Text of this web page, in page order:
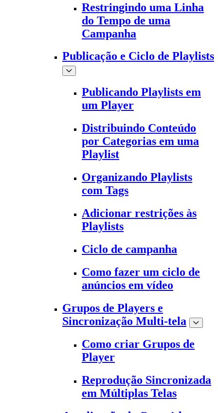
Restringindo uma Linha
do Tempo de uma
Campanha
Publicação e Ciclo de Playlists
Publicando Playlists em
um Player
Distribuindo Conteúdo
por Categorias em uma
Playlist
Organizando Playlists
com Tags
Adicionar restrições às
Playlists
Ciclo de campanha
Como fazer um ciclo de
anúncios em vídeo
Grupos de Players e
Sincronização Multi-tela
Como criar Grupos de
Player
Reprodução Sincronizada
em Múltiplas Telas